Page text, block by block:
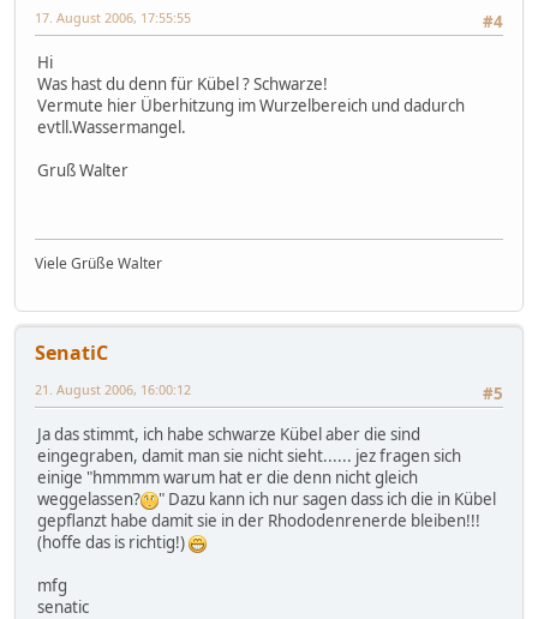
#4
17. August 2006, 17:55:55
Hi
Was hast du denn für Kübel ? Schwarze!
Vermute hier Überhitzung im Wurzelbereich und dadurch
evtll.Wassermangel.
Gruß Walter
Viele Grüße Walter
SenatiC
#5
21. August 2006, 16:00:12
Ja das stimmt, ich habe schwarze Kübel aber die sind
eingegraben, damit man sie nicht sieht...... jez fragen sich
einige "hmmmm warum hat er die denn nicht gleich
weggelassen?
" Dazu kann ich nur sagen dass ich die in Kübel
gepflanzt habe damit sie in der Rhododenrenerde bleiben!!!
(hoffe das is richtig!)
mfg
senatic